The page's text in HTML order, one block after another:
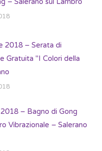
2018 – Serata di
Gratuita "I Colori della
– Bagno di Gong
Vibrazionale – Salerano